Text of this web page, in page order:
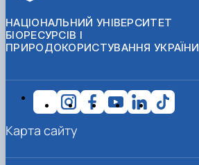
НАЦІОНАЛЬНИЙ УНІВЕРСИТЕТ
БІОРЕСУРСІВ І
ПРИРОДОКОРИСТУВАННЯ УКРАЇНИ
Карта сайту